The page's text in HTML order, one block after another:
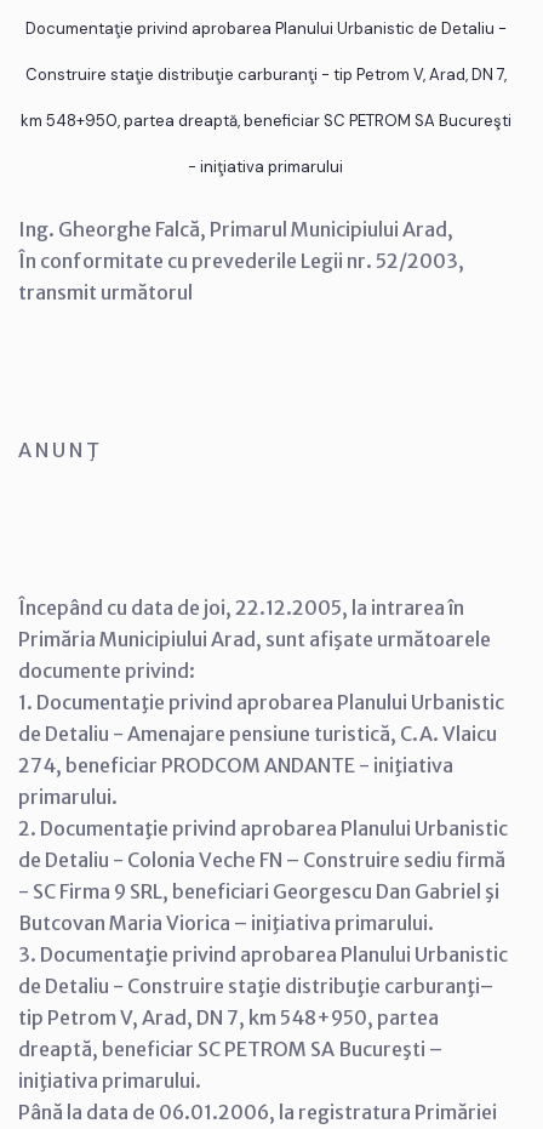
Documentaţie privind aprobarea Planului Urbanistic de Detaliu -
Construire staţie distribuţie carburanţi - tip Petrom V, Arad, DN 7,
km 548+950, partea dreaptă, beneficiar SC PETROM SA Bucureşti
- iniţiativa primarului
Ing. Gheorghe Falcă, Primarul Municipiului Arad,
În conformitate cu prevederile Legii nr. 52/2003,
transmit următorul
A N U N Ţ
Începând cu data de joi, 22.12.2005, la intrarea în
Primăria Municipiului Arad, sunt afişate următoarele
documente privind:
1. Documentaţie privind aprobarea Planului Urbanistic
de Detaliu - Amenajare pensiune turistică, C.A. Vlaicu
274, beneficiar PRODCOM ANDANTE - iniţiativa
primarului.
2. Documentaţie privind aprobarea Planului Urbanistic
de Detaliu - Colonia Veche FN – Construire sediu firmă
- SC Firma 9 SRL, beneficiari Georgescu Dan Gabriel şi
Butcovan Maria Viorica – iniţiativa primarului.
3. Documentaţie privind aprobarea Planului Urbanistic
de Detaliu - Construire staţie distribuţie carburanţi–
tip Petrom V, Arad, DN 7, km 548+950, partea
dreaptă, beneficiar SC PETROM SA Bucureşti –
iniţiativa primarului.
Până la data de 06.01.2006, la registratura Primăriei